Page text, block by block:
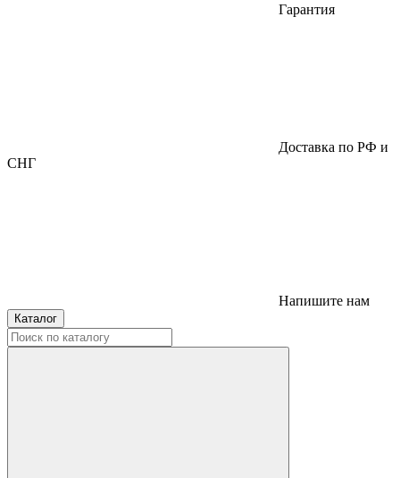
Гарантия
Доставка по РФ и
СНГ
Напишите нам
Каталог